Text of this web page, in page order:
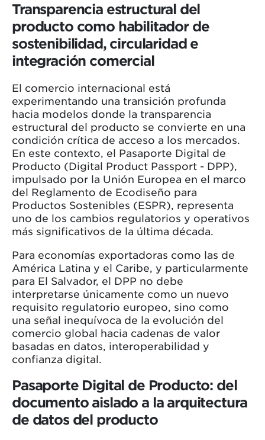
Transparencia estructural del
producto como habilitador de
sostenibilidad, circularidad e
integración comercial
El comercio internacional está
experimentando una transición profunda
hacia modelos donde la transparencia
estructural del producto se convierte en una
condición crítica de acceso a los mercados.
En este contexto, el Pasaporte Digital de
Producto (Digital Product Passport - DPP),
impulsado por la Unión Europea en el marco
del Reglamento de Ecodiseño para
Productos Sostenibles (ESPR), representa
uno de los cambios regulatorios y operativos
más significativos de la última década.
Para economías exportadoras como las de
América Latina y el Caribe, y particularmente
para El Salvador, el DPP no debe
interpretarse únicamente como un nuevo
requisito regulatorio europeo, sino como
una señal inequívoca de la evolución del
comercio global hacia cadenas de valor
basadas en datos, interoperabilidad y
confianza digital.
Pasaporte Digital de Producto: del
documento aislado a la arquitectura
de datos del producto